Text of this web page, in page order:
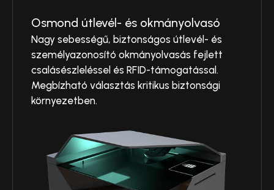
Osmond útlevél- és okmányolvasó
Nagy sebességű, biztonságos útlevél- és
személyazonosító okmányolvasás fejlett
csalásészleléssel és RFID-támogatással.
Megbízható választás kritikus biztonsági
környezetben.